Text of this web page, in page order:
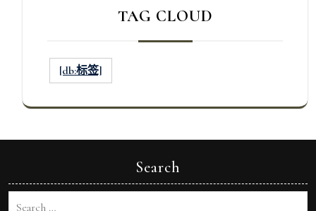
TAG CLOUD
[db:标签]
Search